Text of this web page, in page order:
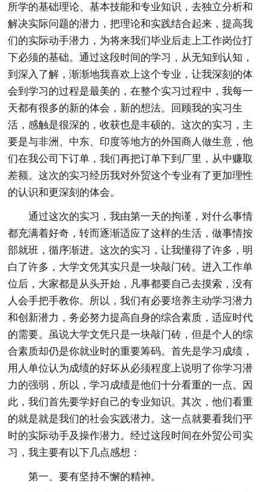
所学的基础理论、基本技能和专业知识，去独立分析和
解决实际问题的潜力，把理论和实践结合起来，提高我
们的实际动手潜力，为将来我们毕业后走上工作岗位打
下必须的基础。通过这段时间的学习，从无知到认知，
到深入了解，渐渐地我喜欢上这个专业，让我深刻的体
会到学习的过程是最美的，在整个实习过程中，我每一
天都有很多的新的体会，新的想法。回顾我的实习生
活，感触是很深的，收获也是丰硕的。这次的实习，主
要是与非洲、中东、印度等地方的外国商人做生意，他
们在我公司下订单，我们再把订单下到厂里，从中赚取
差额。这次的实习经历我对外贸这个专业有了更加理性
的认识和更深刻的体会。
通过这次的实习，我由第一天的拘谨，对什么事情
都充满着好奇，转而逐渐适应了这样的生活，做事情按
部就班，循序渐进。这次的实习，让我懂得了许多，明
白了许多，大学文凭其实只是一块敲门砖。进入工作单
位后，大家都是从头开始，凡事都要自己去摸索，没有
人会手把手教你。所以，我们有必要培养主动学习潜力
和创新潜力，务必努力提高自身的综合素质，适应时代
的需要。虽说大学文凭只是一块敲门砖，但是个人的综
合素质却仍是你就业时的重要筹码。首先是学习成绩，
用人单位认为成绩的好坏从必须程度上说明了你学习潜
力的强弱，所以，学习成绩是他们十分看重的一点。因
此，我们首先要学好自己的专业知识。其次，他们看重
的就是就是我们的社会实践潜力。这一点就要看我们平
时的实际动手及操作潜力。经过这段时间在外贸公司实
习，我主要有以下几点感想：
第一、要有坚持不懈的精神。